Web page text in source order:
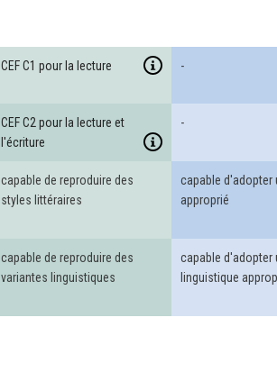
CEF C1 pour la lecture -
CEF C2 pour la lecture et
l'écriture
-
capable de reproduire des
styles littéraires
capable d'adopter
approprié
capable de reproduire des
variantes linguistiques
capable d'adopter
linguistique